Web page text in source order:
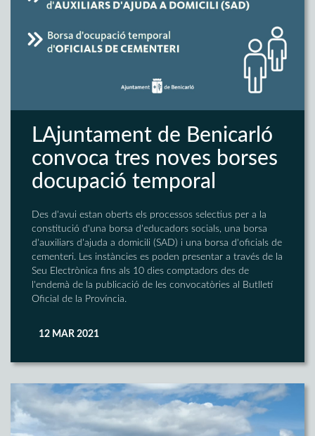
LAjuntament de Benicarló
convoca tres noves borses
docupació temporal
Des d'avui estan oberts els processos selectius per a la
constitució d'una borsa d'educadors socials, una borsa
d'auxiliars d'ajuda a domicili (SAD) i una borsa d'oficials de
cementeri. Les instàncies es poden presentar a través de la
Seu Electrònica fins als 10 dies comptadors des de
l'endemà de la publicació de les convocatòries al Butlletí
Oficial de la Província.
12 MAR 2021